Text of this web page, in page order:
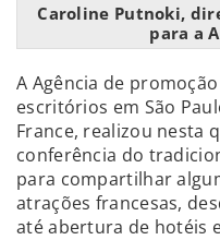
Caroline Putnoki,
para a
A Agência de
escritórios em São
France, realizou nesta
conferência do
para compartilhar
atrações francesas,
até abertura de hotéis